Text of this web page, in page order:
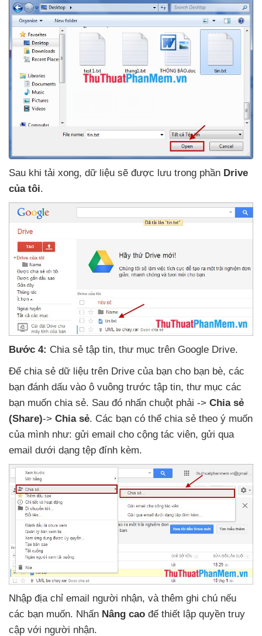
Sau khi tải xong, dữ liệu sẽ được lưu trong phần Drive
của tôi.
Bước 4: Chia sẻ tập tin, thư mục trên Google Drive.
Để chia sẻ dữ liệu trên Drive của bạn cho bạn bè, các
bạn đánh dấu vào ô vuông trước tập tin, thư mục các
bạn muốn chia sẻ. Sau đó nhấn chuột phải -> Chia sẻ
(Share)-> Chia sẻ. Các bạn có thể chia sẻ theo ý muốn
của mình như: gửi email cho cộng tác viên, gửi qua
email dưới dạng tệp đính kèm.
Nhập địa chỉ email người nhận, và thêm ghi chú nếu
các bạn muốn. Nhấn Nâng cao để thiết lập quyền truy
cập với người nhận.